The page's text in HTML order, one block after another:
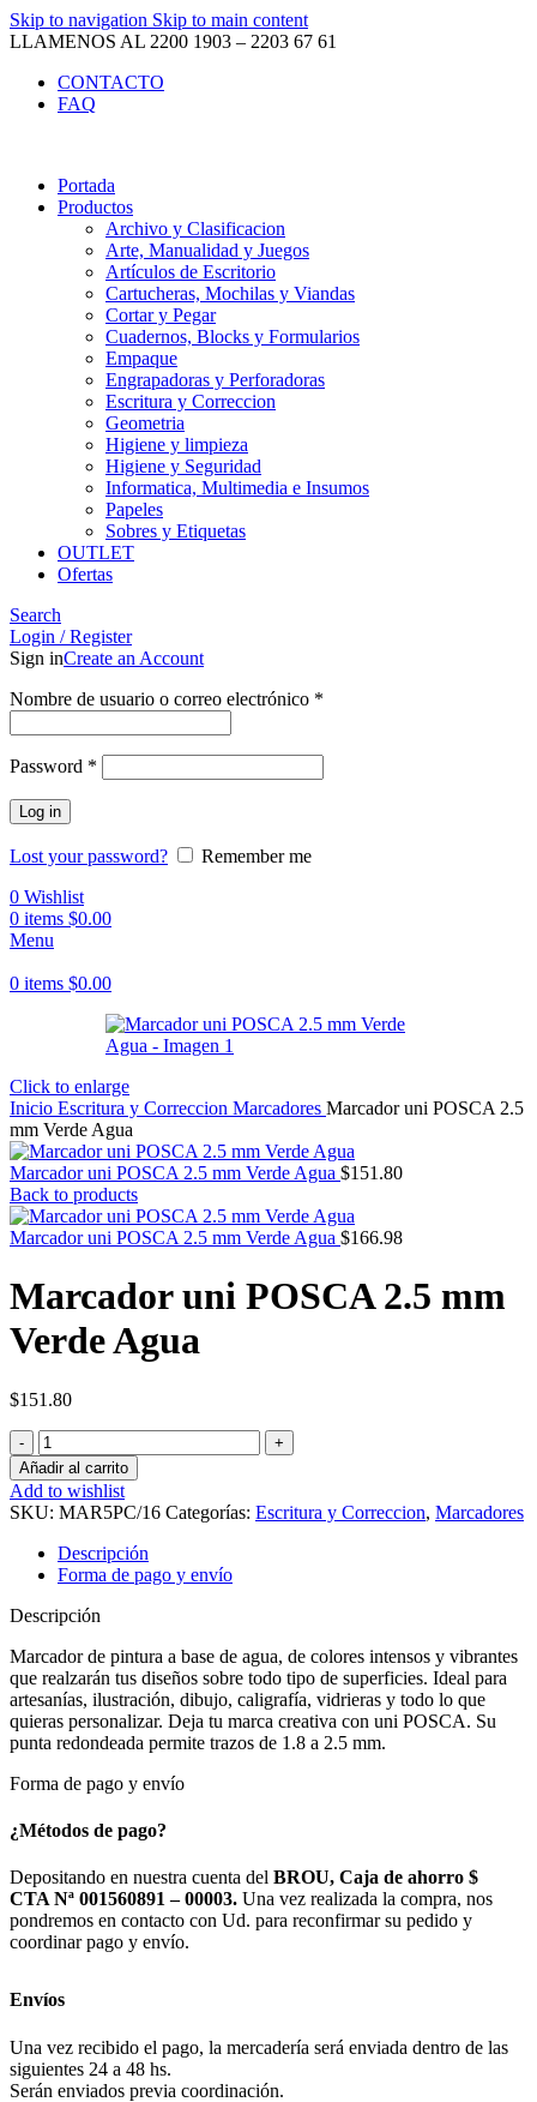
Skip to navigation Skip to main content
LLAMENOS AL 2200 1903 – 2203 67 61
CONTACTO
FAQ
Portada
Productos
Archivo y Clasificacion
Arte, Manualidad y Juegos
Artículos de Escritorio
Cartucheras, Mochilas y Viandas
Cortar y Pegar
Cuadernos, Blocks y Formularios
Empaque
Engrapadoras y Perforadoras
Escritura y Correccion
Geometria
Higiene y limpieza
Higiene y Seguridad
Informatica, Multimedia e Insumos
Papeles
Sobres y Etiquetas
OUTLET
Ofertas
Search
Login / Register
Sign inCreate an Account
Nombre de usuario o correo electrónico *
Password *
Log in
Lost your password?
Remember me
0 Wishlist
0 items $0.00
Menu
0 items $0.00
Click to enlarge
Inicio Escritura y Correccion Marcadores Marcador uni POSCA 2.5
mm Verde Agua
Marcador uni POSCA 2.5 mm Verde Agua $151.80
Back to products
Marcador uni POSCA 2.5 mm Verde Agua $166.98
Marcador uni POSCA 2.5 mm
Verde Agua
$151.80
Marcador
uni
POSCA
2.5
mm
Verde
Agua
cantidad
Añadir al carrito
Add to wishlist
SKU: MAR5PC/16 Categorías: Escritura y Correccion, Marcadores
Descripción
Forma de pago y envío
Descripción
Marcador de pintura a base de agua, de colores intensos y vibrantes
que realzarán tus diseños sobre todo tipo de superficies. Ideal para
artesanías, ilustración, dibujo, caligrafía, vidrieras y todo lo que
quieras personalizar. Deja tu marca creativa con uni POSCA. Su
punta redondeada permite trazos de 1.8 a 2.5 mm.
Forma de pago y envío
¿Métodos de pago?
Depositando en nuestra cuenta del BROU, Caja de ahorro $
CTA Nª 001560891 – 00003. Una vez realizada la compra, nos
pondremos en contacto con Ud. para reconfirmar su pedido y
coordinar pago y envío.
Envíos
Una vez recibido el pago, la mercadería será enviada dentro de las
siguientes 24 a 48 hs.
Serán enviados previa coordinación.